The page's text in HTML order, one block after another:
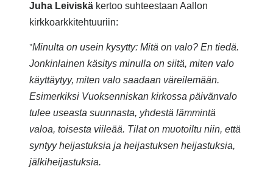
Juha Leiviskä kertoo suhteestaan Aallon
kirkkoarkkitehtuuriin:
”Minulta on usein kysytty: Mitä on valo? En tiedä.
Jonkinlainen käsitys minulla on siitä, miten valo
käyttäytyy, miten valo saadaan väreilemään.
Esimerkiksi Vuoksenniskan kirkossa päivänvalo
tulee useasta suunnasta, yhdestä lämmintä
valoa, toisesta viileää. Tilat on muotoiltu niin, että
syntyy heijastuksia ja heijastuksen heijastuksia,
jälkiheijastuksia.